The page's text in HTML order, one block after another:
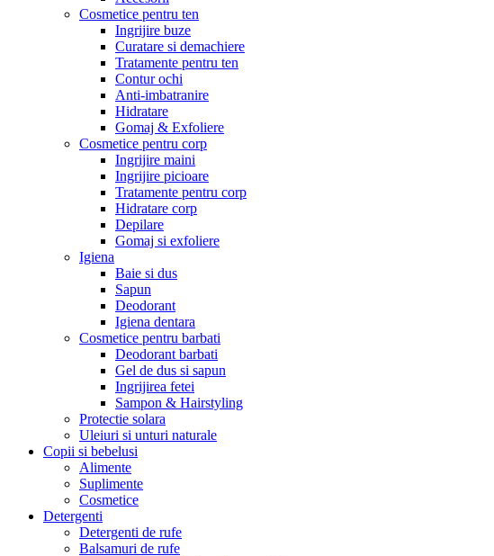
Cosmetice pentru ten
Ingrijire buze
Curatare si demachiere
Tratamente pentru ten
Contur ochi
Anti-imbatranire
Hidratare
Gomaj & Exfoliere
Cosmetice pentru corp
Ingrijire maini
Ingrijire picioare
Tratamente pentru corp
Hidratare corp
Depilare
Gomaj si exfoliere
Igiena
Baie si dus
Sapun
Deodorant
Igiena dentara
Cosmetice pentru barbati
Deodorant barbati
Gel de dus si sapun
Ingrijirea fetei
Sampon & Hairstyling
Protectie solara
Uleiuri si unturi naturale
Copii si bebelusi
Alimente
Suplimente
Cosmetice
Detergenti
Detergenti de rufe
Balsamuri de rufe